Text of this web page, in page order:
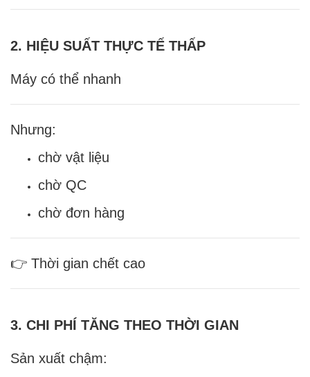
2. HIỆU SUẤT THỰC TẾ THẤP
Máy có thể nhanh
Nhưng:
chờ vật liệu
chờ QC
chờ đơn hàng
👉 Thời gian chết cao
3. CHI PHÍ TĂNG THEO THỜI GIAN
Sản xuất chậm: